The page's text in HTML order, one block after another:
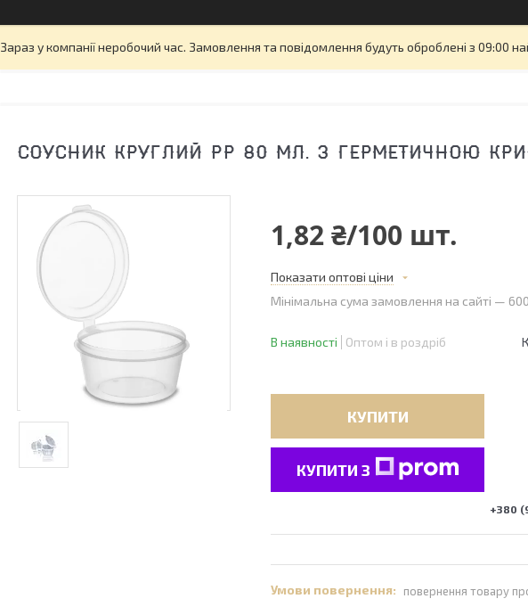
Зараз у компанії неробочий час. Замовлення та повідомлення будуть оброблені з 09:00
СОУСНИК КРУГЛИЙ PP 80 МЛ. З ГЕРМЕТИЧНОЮ
1,82 ₴/100 шт.
Показати оптові ціни
Мінімальна сума замовлення на сайті —
В наявності Оптом і в роздріб
КУПИТИ
КУПИТИ З
+380
повернення товару